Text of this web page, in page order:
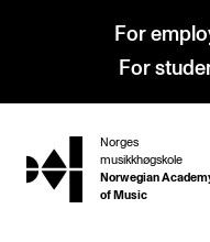
For
For
hjem
Norges
musikkhøgskole
Norwegian
of Music